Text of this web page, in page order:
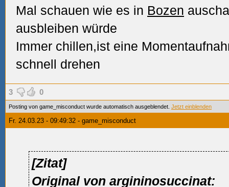
Mal schauen wie es in Bozen
ausbleiben würde
Immer chillen,ist eine
schnell drehen
3 0
Posting von game_misconduct wurde automatisch ausgeblendet. Jetzt einblenden
Fr. 24.03.23 - 09:49:32 - game_misconduct
[Zitat]
Original von argininosuccinat: